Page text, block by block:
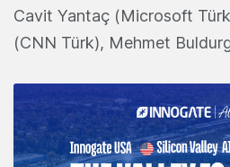
Cavit Yantaç (Microsoft
(CNN Türk), Mehmet